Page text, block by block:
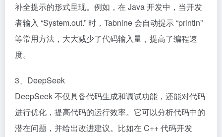
补全提示的形式呈现。例如，在 Java 开发中，当开发
者输入 “System.out.” 时，Tabnine 会自动提示 “println”
等常用方法，大大减少了代码输入量，提高了编程速
度。​
3、DeepSeek​
DeepSeek 不仅具备代码生成和调试功能，还能对代码
进行优化，提高代码的运行效率。它可以分析代码中的
潜在问题，并给出改进建议。比如在 C++ 代码开发